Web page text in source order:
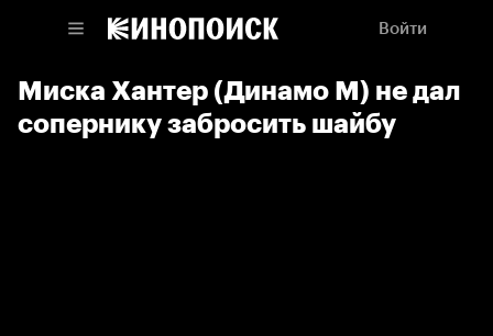
Войти
Миска Хантер (Динамо М) не дал
сопернику забросить шайбу